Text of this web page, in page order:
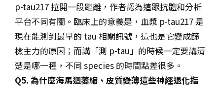
p-tau217 拉開一段距離，作者認為這跟抗體和分析
平台不同有關。臨床上的意義是，血漿 p-tau217 是
現在能測到最早的 tau 相關訊號，這也是它變成篩
檢主力的原因；而講「測 p-tau」的時候一定要講清
楚是哪一種，不同 species 的時間點差很多。
Q5. 為什麼海馬迴萎縮、皮質變薄這些神經退化指